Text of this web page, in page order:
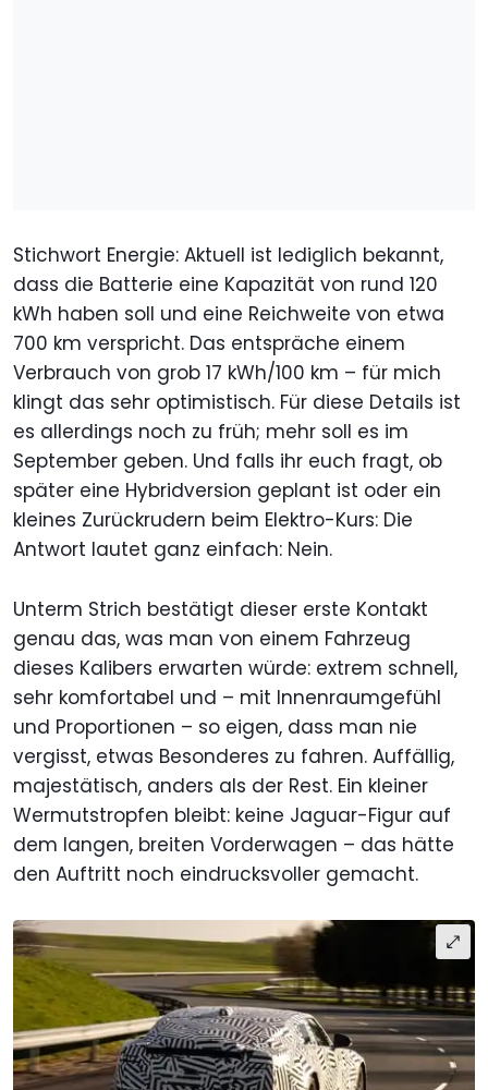
Stichwort Energie: Aktuell ist lediglich bekannt,
dass die Batterie eine Kapazität von rund 120
kWh haben soll und eine Reichweite von etwa
700 km verspricht. Das entspräche einem
Verbrauch von grob 17 kWh/100 km – für mich
klingt das sehr optimistisch. Für diese Details ist
es allerdings noch zu früh; mehr soll es im
September geben. Und falls ihr euch fragt, ob
später eine Hybridversion geplant ist oder ein
kleines Zurückrudern beim Elektro-Kurs: Die
Antwort lautet ganz einfach: Nein.
Unterm Strich bestätigt dieser erste Kontakt
genau das, was man von einem Fahrzeug
dieses Kalibers erwarten würde: extrem schnell,
sehr komfortabel und – mit Innenraumgefühl
und Proportionen – so eigen, dass man nie
vergisst, etwas Besonderes zu fahren. Auffällig,
majestätisch, anders als der Rest. Ein kleiner
Wermutstropfen bleibt: keine Jaguar-Figur auf
dem langen, breiten Vorderwagen – das hätte
den Auftritt noch eindrucksvoller gemacht.